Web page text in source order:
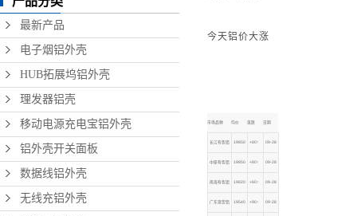
最新产品
电子烟铝外壳
HUB拓展坞铝外壳
理发器铝壳
移动电源充电宝铝外壳
铝外壳开关面板
数据线铝外壳
无线充铝外壳
今天铝价大涨
市场品种 均价 涨跌 日期
长江有色铝 19850 +80↑ 09-28
中原有色铝 19850 +80↑ 09-28
南海有色铝 19820 +60↑ 09-28
广东现货铝 19540 +90↑ 09-28